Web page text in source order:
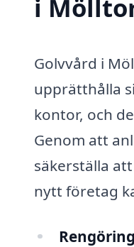
i
Golvvård i
upprätthålla
kontor, och
Genom att
säkerställa
nytt företag